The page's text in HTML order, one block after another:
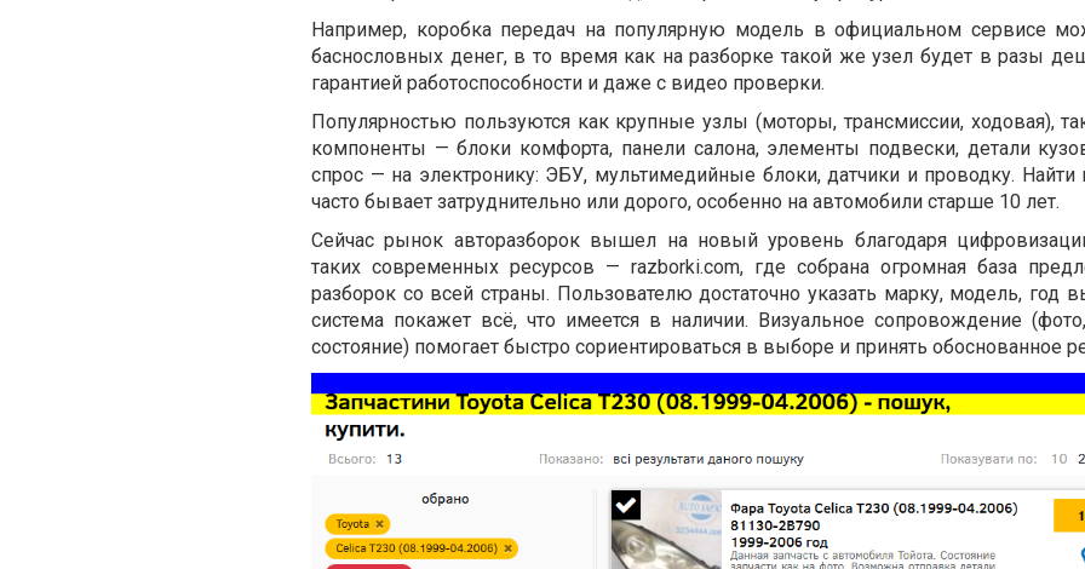
Например, коробка передач на популярную модель в официальном сервисе
баснословных денег, в то время как на разборке такой же узел будет в разы
гарантией работоспособности и даже с видео проверки.
Популярностью пользуются как крупные узлы (моторы, трансмиссии, ходовая),
компоненты — блоки комфорта, панели салона, элементы подвески, детали
спрос — на электронику: ЭБУ, мультимедийные блоки, датчики и проводку.
часто бывает затруднительно или дорого, особенно на автомобили старше 10 лет.
Сейчас рынок авторазборок вышел на новый уровень благодаря
таких современных ресурсов — razborki.com, где собрана огромная база
разборок со всей страны. Пользователю достаточно указать марку, модель, год
система покажет всё, что имеется в наличии. Визуальное сопровождение
состояние) помогает быстро сориентироваться в выборе и принять обоснованное